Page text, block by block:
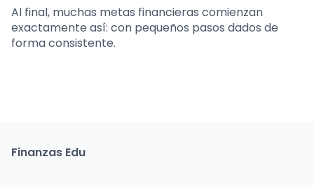
Al final, muchas metas financieras comienzan
exactamente así: con pequeños pasos dados de
forma consistente.
Finanzas Edu